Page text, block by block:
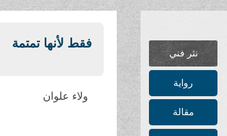
نثر فني
رواية
مقالة
فقط لأنها تمتمة
ولاء علوان